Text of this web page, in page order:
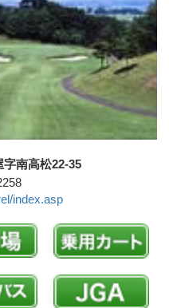
南高松22-35
index.asp